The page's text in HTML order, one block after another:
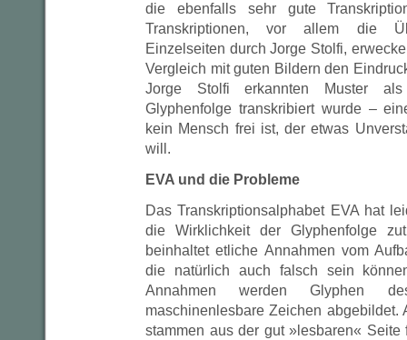
die ebenfalls sehr gute
Transkriptionen, vor allem die
Einzelseiten durch Jorge Stolfi,
Vergleich mit guten Bildern den
Jorge Stolfi erkannten Muster
Glyphenfolge transkribiert wurde –
kein Mensch frei ist, der etwas
will.
EVA und die Probleme
Das Transkriptionsalphabet EVA hat
die Wirklichkeit der Glyphenfolge
beinhaltet etliche Annahmen vom
die natürlich auch falsch sein
Annahmen werden Glyphen
maschinenlesbare Zeichen abgebildet.
stammen aus der gut »lesbaren« Seite